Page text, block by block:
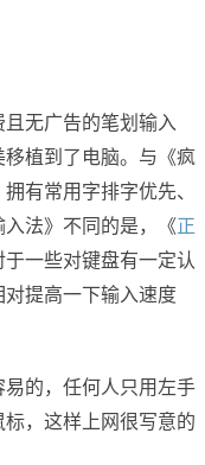
无广告的笔划输入
植到了电脑。与《疯
有常用字排字优先、
法》不同的是，《正
一些对键盘有一定认
提高一下输入速度
易的，任何人只用左手
，这样上网很写意的